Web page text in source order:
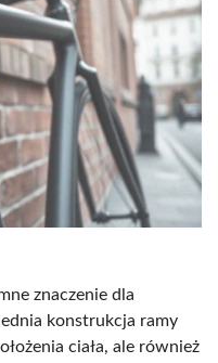
znaczenie dla
konstrukcja ramy
ciała, ale również